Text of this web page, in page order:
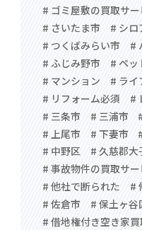
# ゴミ屋敷の買取サ
# さいたま市
# シロ
# つくばみらい市
#
# ふじみ野市
# ペッ
# マンション
# ライ
# リフォーム必須
#
# 三条市
# 三浦市
# 上尾市
# 下妻市
# 中野区
# 久慈郡大
# 事故物件の買取サ
# 他社で断られた
#
# 佐倉市
# 保土ヶ谷
# 借地権付き空き家